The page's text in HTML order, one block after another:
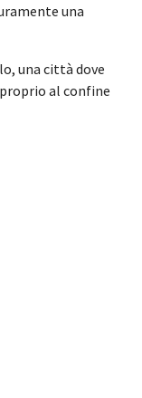
una
una città dove
al confine